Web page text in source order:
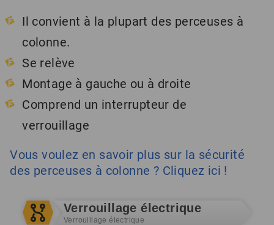
Il convient à la plupart des perceuses à
colonne.
Se relève
Montage à gauche ou à droite
Comprend un interrupteur de
verrouillage
Vous voulez en savoir plus sur la sécurité
des perceuses à colonne ? Cliquez ici !
Verrouillage électrique
Verrouillage électrique